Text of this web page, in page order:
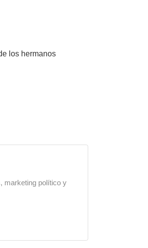
los hermanos
marketing político y